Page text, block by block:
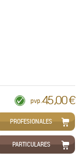
pvp. 45,00 €
QUITARPROFESIONALES
PARTICULARES